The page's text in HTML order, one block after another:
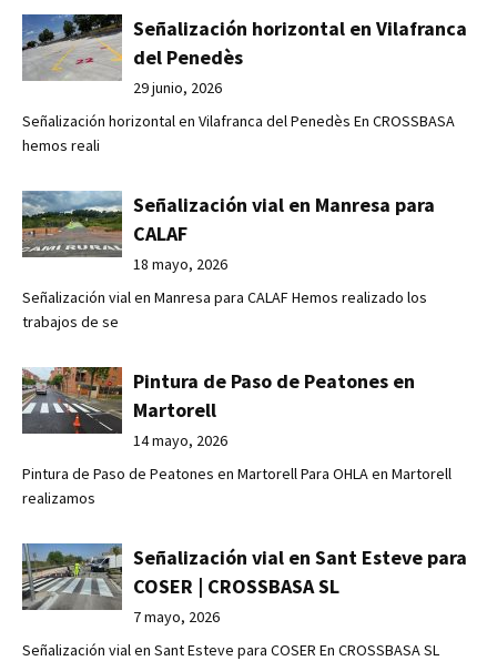
Señalización horizontal en Vilafranca
del Penedès
29 junio, 2026
Señalización horizontal en Vilafranca del Penedès En CROSSBASA
hemos reali
Señalización vial en Manresa para
CALAF
18 mayo, 2026
Señalización vial en Manresa para CALAF Hemos realizado los
trabajos de se
Pintura de Paso de Peatones en
Martorell
14 mayo, 2026
Pintura de Paso de Peatones en Martorell Para OHLA en Martorell
realizamos
Señalización vial en Sant Esteve para
COSER | CROSSBASA SL
7 mayo, 2026
Señalización vial en Sant Esteve para COSER En CROSSBASA SL